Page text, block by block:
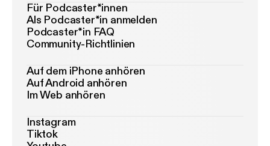
Für Podcaster*innen
Als Podcaster*in anmelden
Podcaster*in FAQ
Community-Richtlinien
Auf dem iPhone anhören
Auf Android anhören
Im Web anhören
Instagram
Tiktok